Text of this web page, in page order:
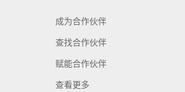
成为合作伙伴
查找合作伙伴
赋能合作伙伴
查看更多